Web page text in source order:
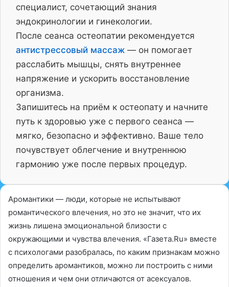
специалист, сочетающий знания
эндокринологии и гинекологии.
После сеанса остеопатии рекомендуется
антистрессовый массаж — он помогает
расслабить мышцы, снять внутреннее
напряжение и ускорить восстановление
организма.
Запишитесь на приём к остеопату и начните
путь к здоровью уже с первого сеанса —
мягко, безопасно и эффективно. Ваше тело
почувствует облегчение и внутреннюю
гармонию уже после первых процедур.
Аромантики — люди, которые не испытывают
романтического влечения, но это не значит, что их
жизнь лишена эмоциональной близости с
окружающими и чувства влечения. «Газета.Ru» вместе
с психологами разобралась, по каким признакам можно
определить аромантиков, можно ли построить с ними
отношения и чем они отличаются от асексуалов.